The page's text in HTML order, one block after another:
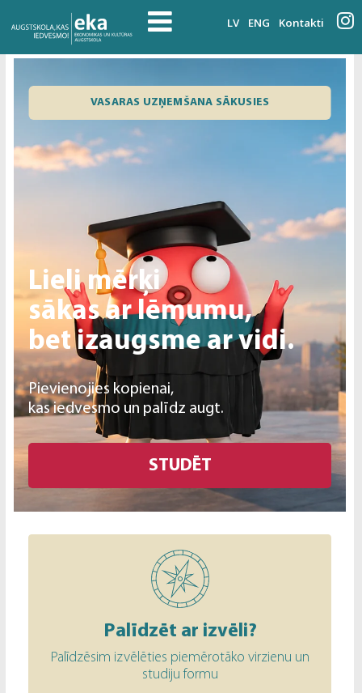
LV ENG Kontakti
VASARAS UZŅEMŠANA SĀKUSIES
Lieli mērķi
sākas ar lēmumu,
bet izaugsme ar vidi.
Pievienojies kopienai,
kas iedvesmo un palīdz augt.
STUDĒT
Palīdzēt ar izvēli?
Palīdzēsim izvēlēties piemērotāko virzienu un
studiju formu